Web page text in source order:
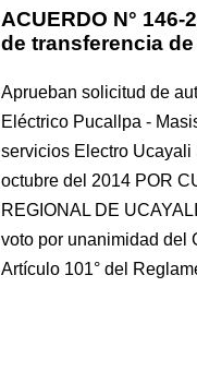
ACUERDO N°
de transferencia
Aprueban solicitud de
Eléctrico Pucallpa -
servicios Electro Ucayali
octubre del 2014 POR
REGIONAL DE
voto por unanimidad del
Artículo 101° del